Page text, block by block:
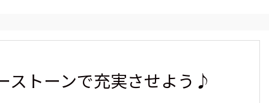
ストーンで充実させよう♪